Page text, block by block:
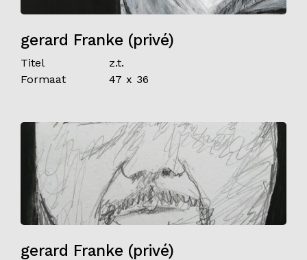
gerard Franke (privé)
Titel
z.t.
Formaat
47 x 36
gerard Franke (privé)